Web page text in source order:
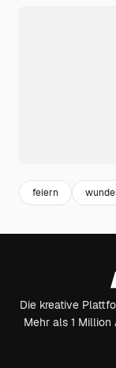
feiern
Die kreative
Mehr als 1 Million